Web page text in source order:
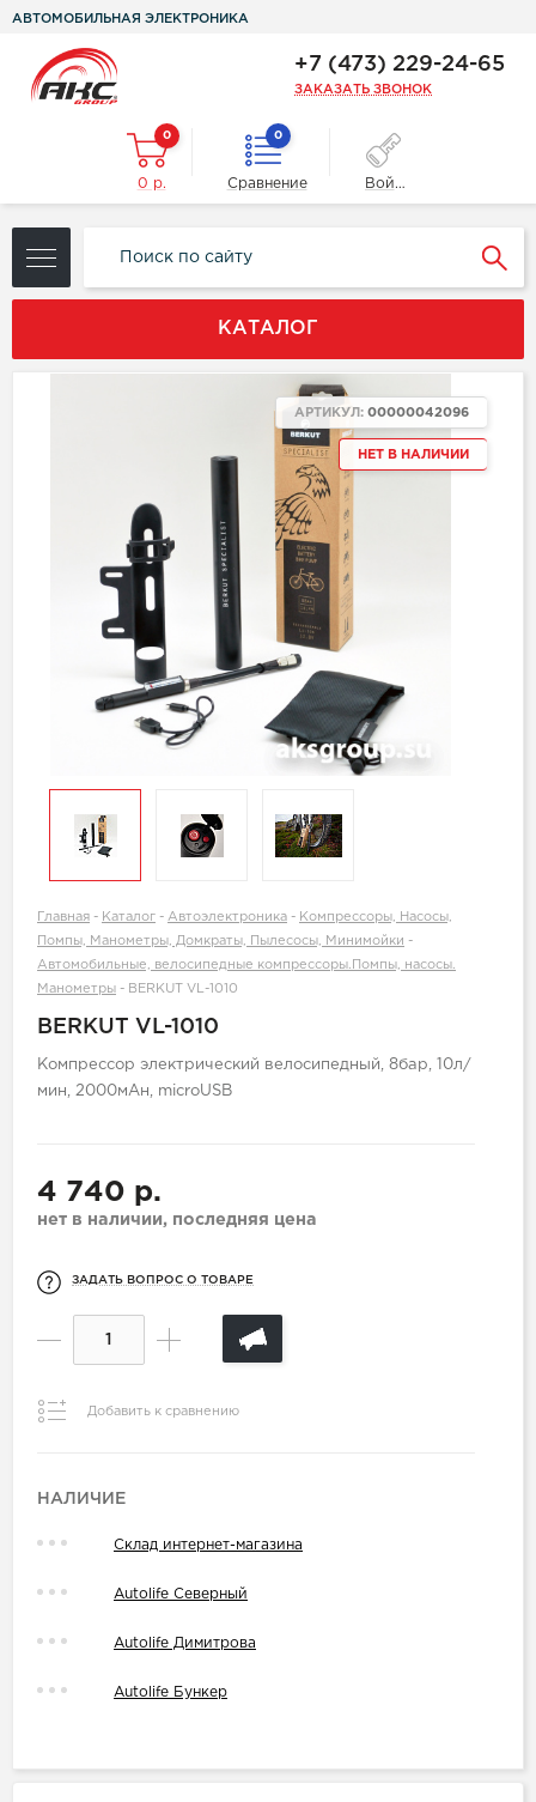
АВТОМОБИЛЬНАЯ ЭЛЕКТРОНИКА
+7 (473) 229-24-65
ЗАКАЗАТЬ ЗВОНОК
0
0 р.
0
Сравнение Войти
КАТАЛОГ
НЕТ В НАЛИЧИИ
АРТИКУЛ: 00000042096
Главная - Каталог - Автоэлектроника - Компрессоры, Насосы,
Помпы, Манометры, Домкраты, Пылесосы, Минимойки -
Автомобильные, велосипедные компрессоры.Помпы, насосы.
Манометры - BERKUT VL-1010
BERKUT VL-1010
Компрессор электрический велосипедный, 8бар, 10л/
мин, 2000мАн, microUSB
4 740 р.
нет в наличии, последняя цена
ЗАДАТЬ ВОПРОС О ТОВАРЕ
Добавить к сравнению
НАЛИЧИЕ
Склад интернет-магазина
Autolife Северный
Autolife Димитрова
Autolife Бункер